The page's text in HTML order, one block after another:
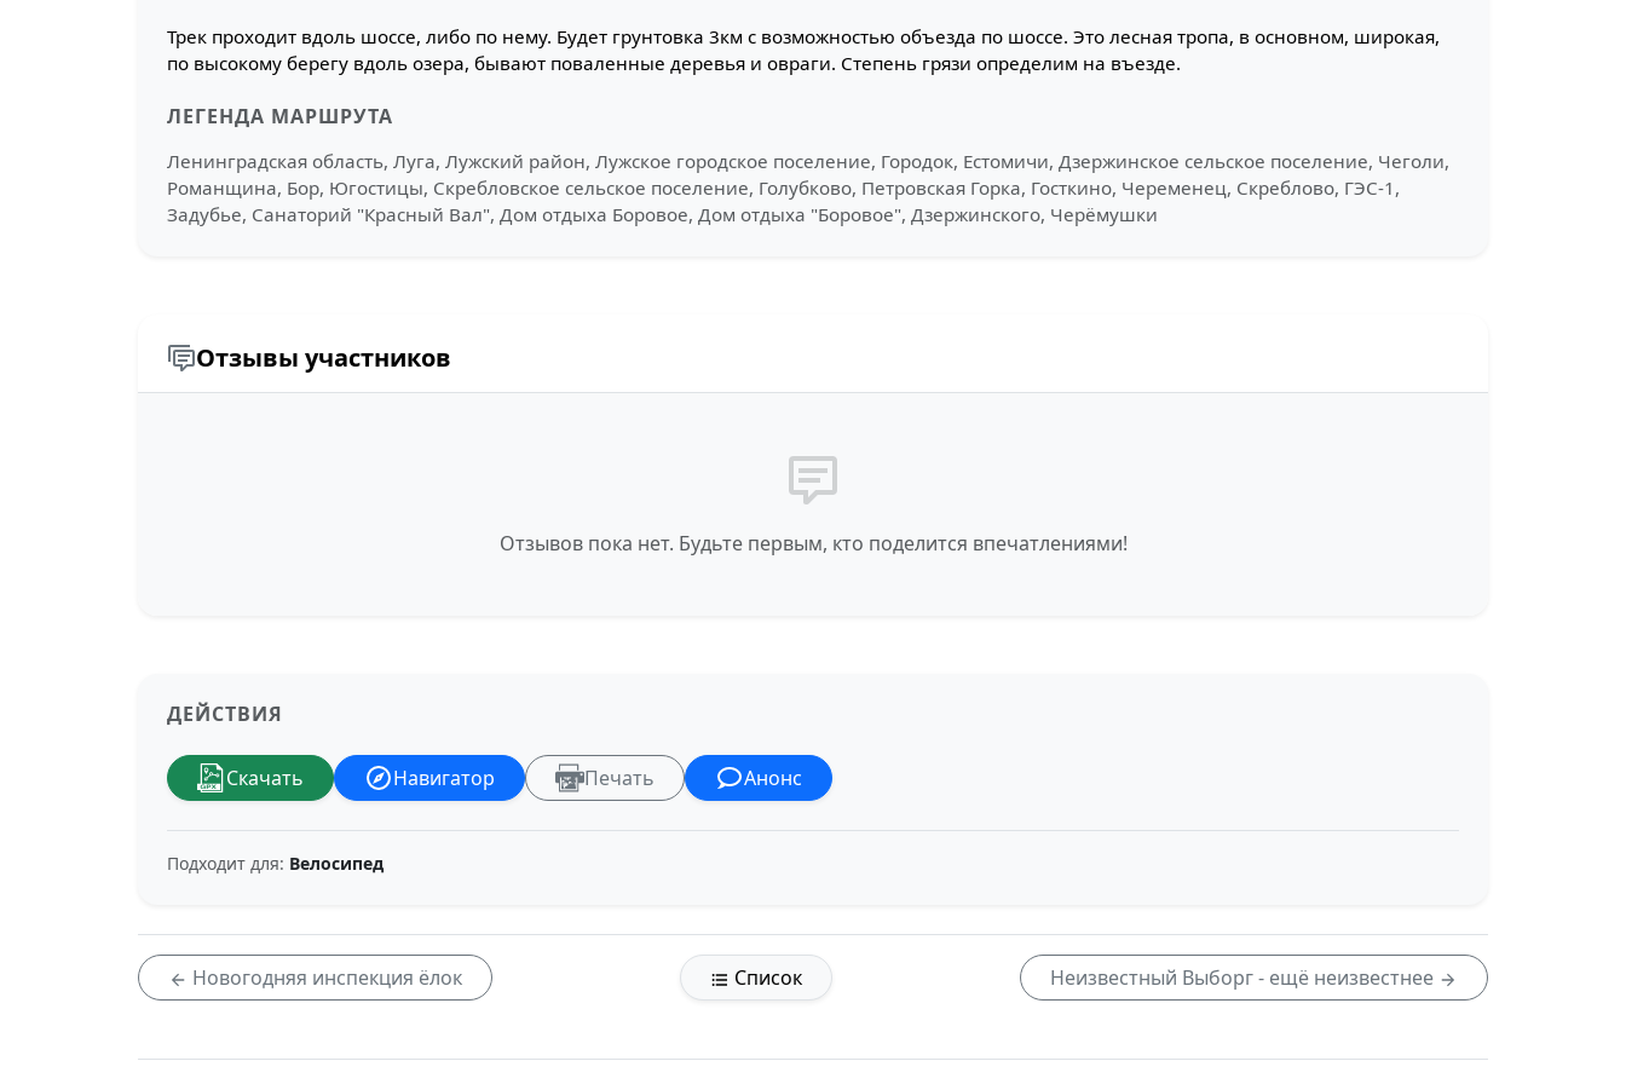
Трек проходит вдоль шоссе, либо по нему. Будет грунтовка 3км с возможностью объезда по шоссе. Это лесная тропа, в основном, широкая,
по высокому берегу вдоль озера, бывают поваленные деревья и овраги. Степень грязи определим на въезде.
ЛЕГЕНДА МАРШРУТА
Ленинградская область, Луга, Лужский район, Лужское городское поселение, Городок, Естомичи, Дзержинское сельское поселение, Чеголи,
Романщина, Бор, Югостицы, Скребловское сельское поселение, Голубково, Петровская Горка, Госткино, Череменец, Скреблово, ГЭС-1,
Задубье, Санаторий "Красный Вал", Дом отдыха Боровое, Дом отдыха "Боровое", Дзержинского, Черёмушки
Отзывы участников
Отзывов пока нет. Будьте первым, кто поделится впечатлениями!
ДЕЙСТВИЯ
Скачать Навигатор Печать Анонс
Подходит для: Велосипед
Новогодняя инспекция ёлок Список Неизвестный Выборг - ещё неизвестнее